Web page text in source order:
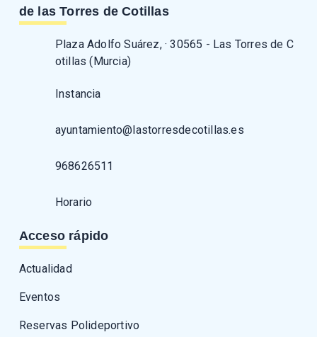
de las Torres de Cotillas
Plaza Adolfo Suárez, · 30565 - Las Torres de C
otillas (Murcia)
Instancia
ayuntamiento@lastorresdecotillas.es
968626511
Horario
Acceso rápido
Actualidad
Eventos
Reservas Polideportivo